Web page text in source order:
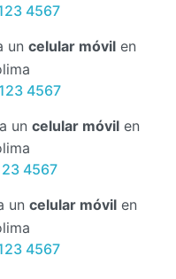
4567
un celular móvilen
4567
un celular móvilen
4567
un celular móvilen
4567